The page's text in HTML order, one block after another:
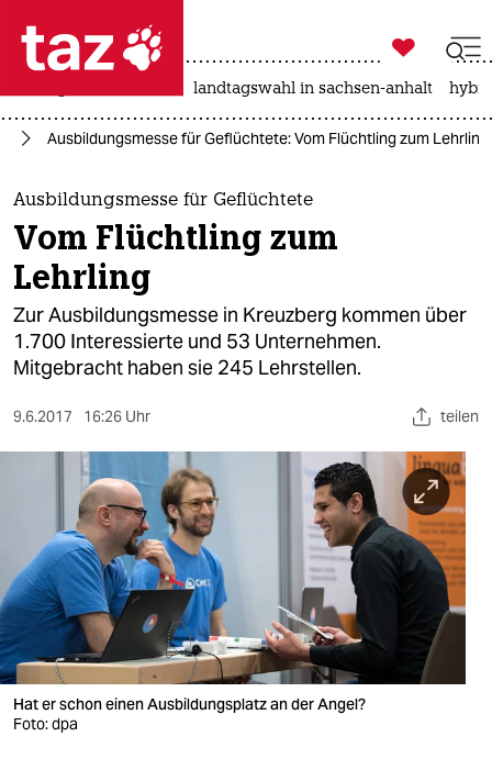
 taz zahl ich
taz zahl ich
themen
politik
öko
gesellschaft
sport
nord
wahrheit
verlag
verlag
veranstaltungen

taz zahl ich
landtagswahl in sachsen-anhalt
Ausbildungsmesse für Geflüchtete: Vom Flüchtling zum Lehrling
Ausbildungsmesse für Geflüchtete
Vom Flüchtling zum
Lehrling
Zur Ausbildungsmesse in Kreuzberg kommen über
1.700 Interessierte und 53 Unternehmen.
Mitgebracht haben sie 245 Lehrstellen.
9.6.2017 16:26 Uhr teilen
Hat er schon einen Ausbildungsplatz an der Angel?
Foto: dpa